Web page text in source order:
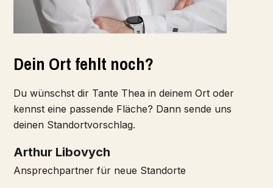
Dein Ort fehlt noch?
Du wünschst dir Tante Thea in deinem Ort oder
kennst eine passende Fläche? Dann sende uns
deinen Standortvorschlag.
Arthur Libovych
Ansprechpartner für neue Standorte